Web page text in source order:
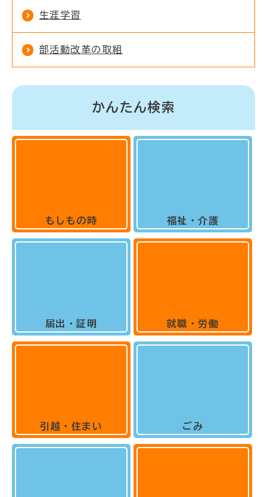
生涯学習
部活動改革の取組
かんたん検索
もしもの時
届出・証明
引越・住まい
福祉・介護
就職・労働
ごみ